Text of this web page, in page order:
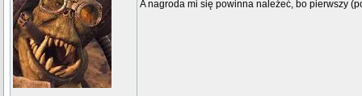
A nagroda mi się powinna należeć, bo pierwszy